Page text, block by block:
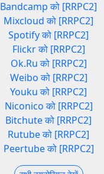
Bandcamp को [RRPC2]
Mixcloud को [RRPC2]
Spotify को [RRPC2]
Flickr को [RRPC2]
Ok.Ru को [RRPC2]
Weibo को [RRPC2]
Youku को [RRPC2]
Niconico को [RRPC2]
Bitchute को [RRPC2]
Rutube को [RRPC2]
Peertube को [RRPC2]